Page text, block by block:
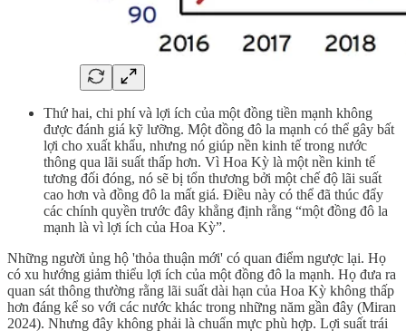
Thứ hai, chi phí và lợi ích của một đồng tiền mạnh không
được đánh giá kỹ lưỡng. Một đồng đô la mạnh có thể gây bất
lợi cho xuất khẩu, nhưng nó giúp nền kinh tế trong nước
thông qua lãi suất thấp hơn. Vì Hoa Kỳ là một nền kinh tế
tương đối đóng, nó sẽ bị tổn thương bởi một chế độ lãi suất
cao hơn và đồng đô la mất giá. Điều này có thể đã thúc đẩy
các chính quyền trước đây khẳng định rằng “một đồng đô la
mạnh là vì lợi ích của Hoa Kỳ”.
Những người ủng hộ 'thỏa thuận mới' có quan điểm ngược lại. Họ
có xu hướng giảm thiểu lợi ích của một đồng đô la mạnh. Họ đưa ra
quan sát thông thường rằng lãi suất dài hạn của Hoa Kỳ không thấp
hơn đáng kể so với các nước khác trong những năm gần đây (Miran
2024). Nhưng đây không phải là chuẩn mực phù hợp. Lợi suất trái